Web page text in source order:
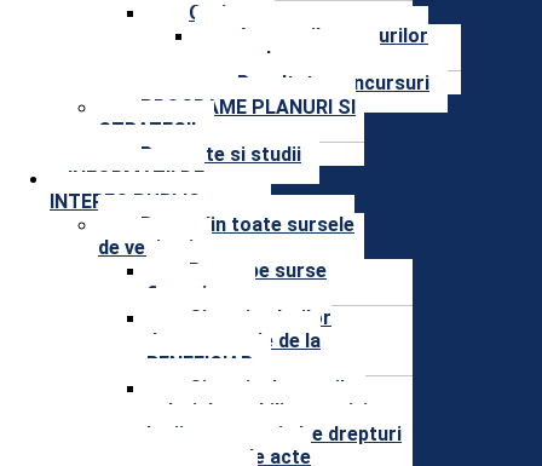
Cariera
Anunturile posturilor
scoase la concurs
Rezultate concursuri
PROGRAME PLANURI SI
STRATEGII
Rapoarte si studii
INFORMAȚII DE
INTERES PUBLIC
Buget din toate sursele
de venituri
Buget pe surse
financiare
Situatia platilor
documentatie de la
BENEFICIAR
Situatia drepturilor
salariale stabilite potrivit
legii, precum si alte drepturi
prevazute de acte